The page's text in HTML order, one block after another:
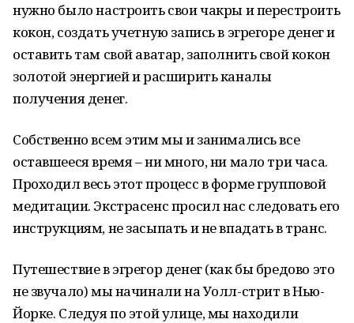
нужно было настроить свои чакры и перестроить
кокон, создать учетную запись в эгрегоре денег и
оставить там свой аватар, заполнить свой кокон
золотой энергией и расширить каналы
получения денег.
Собственно всем этим мы и занимались все
оставшееся время – ни много, ни мало три часа.
Проходил весь этот процесс в форме групповой
медитации. Экстрасенс просил нас следовать его
инструкциям, не засыпать и не впадать в транс.
Путешествие в эгрегор денег (как бы бредово это
не звучало) мы начинали на Уолл-стрит в Нью-
Йорке. Следуя по этой улице, мы находили